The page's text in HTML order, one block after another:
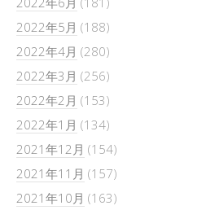
2022年5月 (188)
2022年4月 (280)
2022年3月 (256)
2022年2月 (153)
2022年1月 (134)
2021年12月 (154)
2021年11月 (157)
2021年10月 (163)